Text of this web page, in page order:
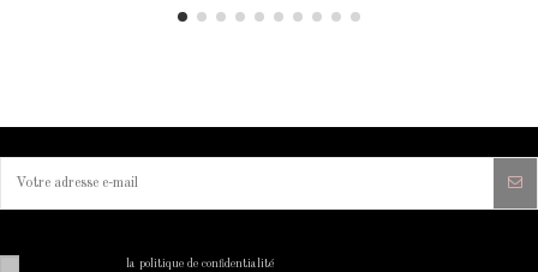
la politique de confidentialité